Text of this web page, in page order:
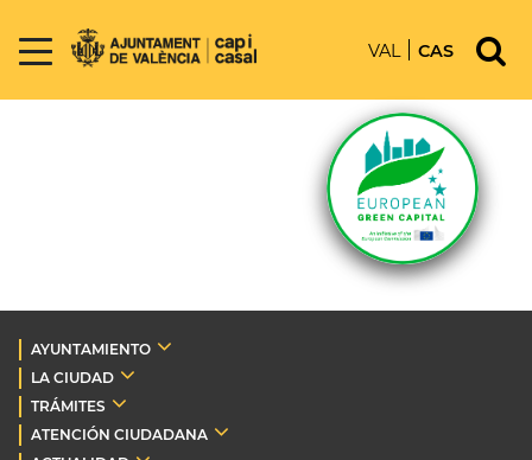
VAL CAS
AYUNTAMIENTO
LA CIUDAD
TRÁMITES
ATENCIÓN CIUDADANA